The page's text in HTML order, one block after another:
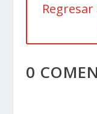
0